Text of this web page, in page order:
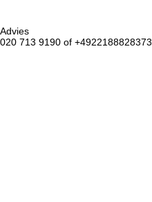
Advies
020 713 9190 of +4922188828373